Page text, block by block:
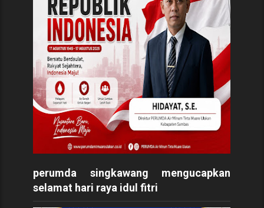
perumda singkawang mengucapkan
selamat hari raya idul fitri